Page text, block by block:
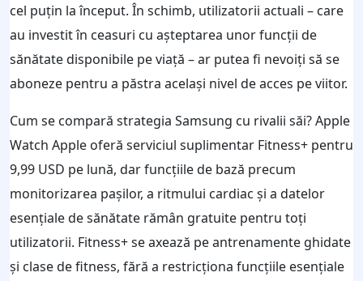
cel puțin la început. În schimb, utilizatorii actuali – care
au investit în ceasuri cu așteptarea unor funcții de
sănătate disponibile pe viață – ar putea fi nevoiți să se
aboneze pentru a păstra același nivel de acces pe viitor.
Cum se compară strategia Samsung cu rivalii săi? Apple
Watch Apple oferă serviciul suplimentar Fitness+ pentru
9,99 USD pe lună, dar funcțiile de bază precum
monitorizarea pașilor, a ritmului cardiac și a datelor
esențiale de sănătate rămân gratuite pentru toți
utilizatorii. Fitness+ se axează pe antrenamente ghidate
și clase de fitness, fără a restricționa funcțiile esențiale